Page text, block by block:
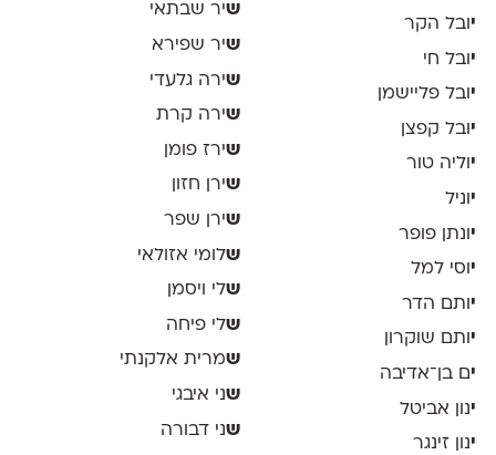
י ובל הקר
י ובל חי
יובל פליישמן
י ובל קפצן
יוליה טור
י וניל
י ונתן פופר
יוסי למל
י ותם הדר
יותם שוקרון
ים בן־אדיבה
ינון אביטל
ינון זינגר
שיר שבתאי
שיר שפירא
שירה גלעדי
שירה קרת
שירז פומן
שירן חזון
שירן שפר
שלומי אזולאי
שלי ויסמן
שלי פיחה
שמרית אלקנתי
שני איבגי
שני דבורה